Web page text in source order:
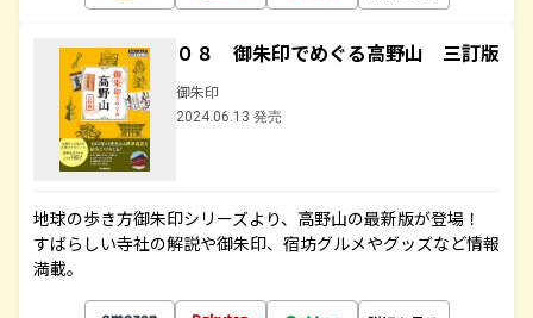
０８ 御朱印でめぐる高野山 三訂版
御朱印
2024.06.13 発売
地球の歩き方御朱印シリーズより、高野山の最新版が登場！
すばらしい寺社の解説や御朱印、宿坊グルメやグッズなど情報
満載。